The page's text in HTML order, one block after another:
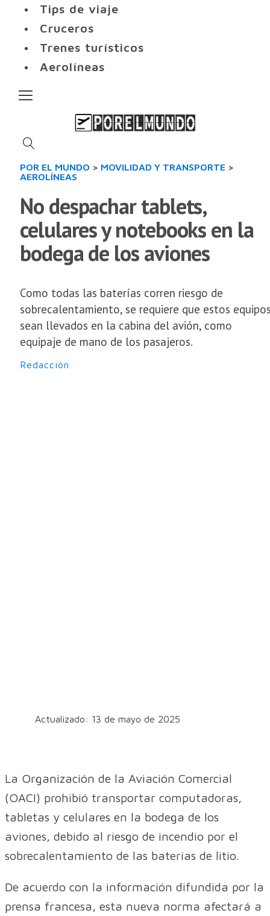
Tips de viaje
Cruceros
Trenes turísticos
Aerolíneas
POR EL MUNDO > MOVILIDAD Y TRANSPORTE >
AEROLÍNEAS
No despachar tablets,
celulares y notebooks en la
bodega de los aviones
Como todas las baterías corren riesgo de
sobrecalentamiento, se requiere que estos
sean llevados en la cabina del avión, como
equipaje de mano de los pasajeros.
Redacción
Actualizado: 13 de mayo de 2025
La Organización de la Aviación Comercial
(OACI) prohibió transportar computadoras,
tabletas y celulares en la bodega de los
aviones, debido al riesgo de incendio por el
sobrecalentamiento de las baterías de litio.
De acuerdo con la información difundida por la
prensa francesa, esta nueva norma afectará a